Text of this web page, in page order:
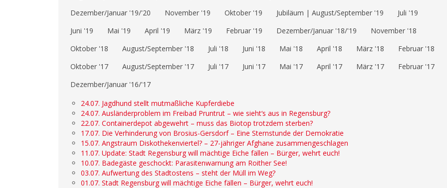
Dezember/Januar '19/'20
November '19 Oktober '19 Jubiläum | August/September '19
Juli '19
Juni '19
Mai '19 April '19 März '19 Februar '19 Dezember/Januar '18/'19
November '18
Oktober '18
August/September '18 Juli '18 Juni '18 Mai '18 April '18 März '18
Februar '18
Oktober '17
August/September '17 Juli '17 Juni '17 Mai '17 April '17 März '17
Februar '17
Dezember/Januar '16/'17
24.07. Jagdhund stellt mutmaßliche Kupferdiebe
24.07. Ausländerproblem im Freibad Pruntrut – wie sieht‘s aus in Regensburg?
22.07. Containerdepot abgewehrt – muss das Biotop trotzdem sterben?
17.07. Die Verhinderung von Brosius-Gersdorf – Eine Sternstunde der Demokratie
15.07. Angstraum Diskothekenviertel? – 27-jähriger Afghane zusammengeschlagen
11.07. Update: Stadt Regensburg will mächtige Eiche fällen – Bürger, wehrt euch!
10.07. Badegäste geschockt: Parasitenwarnung am Roither See!
03.07. Aufwertung des Stadtostens – steht der Müll im Weg?
01.07. Stadt Regensburg will mächtige Eiche fällen – Bürger, wehrt euch!